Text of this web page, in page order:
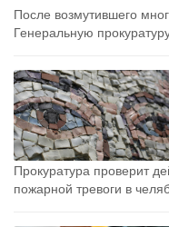
После возмутившего
Генеральную
Прокуратура проверит
пожарной тревоги в